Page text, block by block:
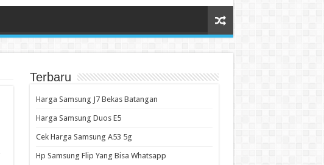
Terbaru
Harga Samsung J7 Bekas Batangan
Harga Samsung Duos E5
Cek Harga Samsung A53 5g
Hp Samsung Flip Yang Bisa Whatsapp